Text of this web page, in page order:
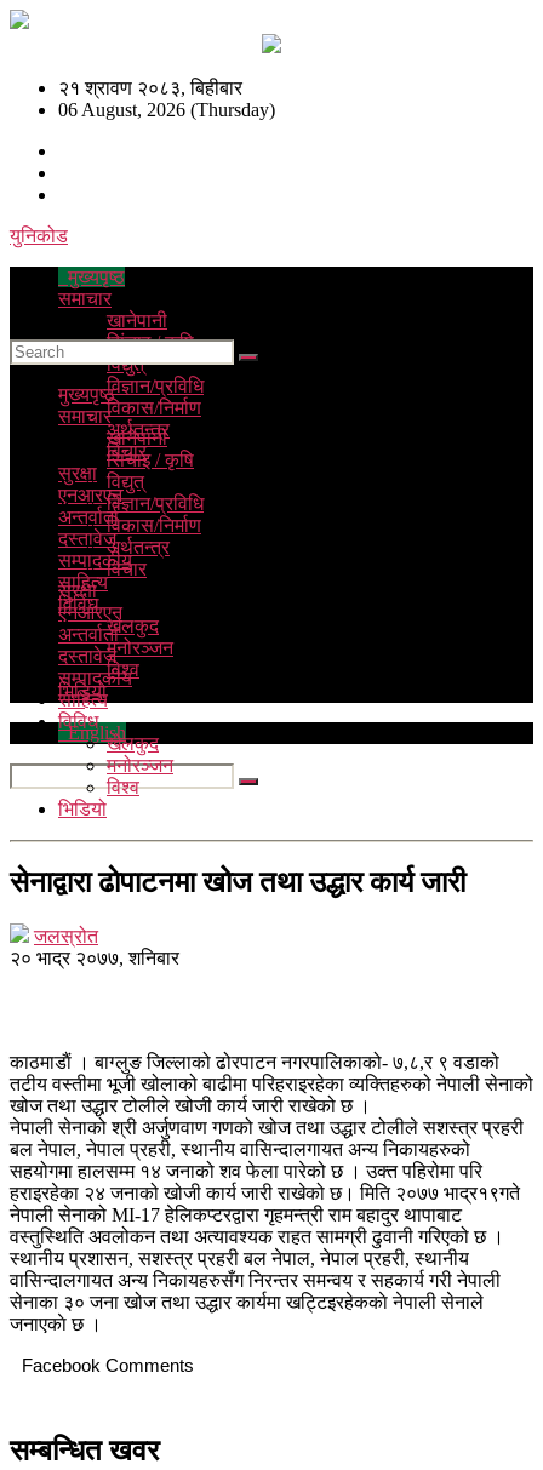
२१ श्रावण २०८३, बिहीबार
06 August, 2026 (Thursday)
युनिकोड
मुख्यपृष्ठ
समाचार
खानेपानी
सिंचाइ / कृषि
विद्युत्
विज्ञान/प्रविधि
विकास/निर्माण
अर्थतन्त्र
विचार
सुरक्षा
एनआरएन
अन्तर्वार्ता
दस्तावेज
सम्पादकीय
साहित्य
विविध
खेलकुद
मनोरञ्जन
विश्व
भिडियो
English
मुख्यपृष्ठ
समाचार
खानेपानी
सिंचाइ / कृषि
विद्युत्
विज्ञान/प्रविधि
विकास/निर्माण
अर्थतन्त्र
विचार
सुरक्षा
एनआरएन
अन्तर्वार्ता
दस्तावेज
सम्पादकीय
साहित्य
विविध
खेलकुद
मनोरञ्जन
विश्व
भिडियो
सेनाद्वारा ढाेपाटनमा खोज तथा उद्धार कार्य जारी
जलस्रोत
२० भाद्र २०७७, शनिबार
काठमाडाैं । बाग्लुङ जिल्लाको ढोरपाटन नगरपालिकाको- ७,८,र ९ वडाको
तटीय वस्तीमा भूजी खोलाको बाढीमा परिहराइरहेका व्यक्तिहरुको नेपाली सेनाको
खोज तथा उद्धार टोलीले खोजी कार्य जारी राखेको छ ।
नेपाली सेनाको श्री अर्जुणवाण गणको खोज तथा उद्धार टोलीले सशस्त्र प्रहरी
बल नेपाल, नेपाल प्रहरी, स्थानीय वासिन्दालगायत अन्य निकायहरुको
सहयोगमा हालसम्म १४ जनाको शव फेला पारेको छ । उक्त पहिरोमा परि
हराइरहेका २४ जनाको खोजी कार्य जारी राखेको छ। मिति २०७७ भाद्र१९गते
नेपाली सेनाको MI-17 हेलिकप्टरद्वारा गृहमन्त्री राम बहादुर थापाबाट
वस्तुस्थिति अवलोकन तथा अत्यावश्यक राहत सामग्री ढुवानी गरिएको छ ।
स्थानीय प्रशासन, सशस्त्र प्रहरी बल नेपाल, नेपाल प्रहरी, स्थानीय
वासिन्दालगायत अन्य निकायहरुसँग निरन्तर समन्वय र सहकार्य गरी नेपाली
सेनाका ३० जना खोज तथा उद्धार कार्यमा खट्टिइरहेककाे नेपाली सेनाले
जनाएकाे छ ।
Facebook Comments
सम्बन्धित खवर